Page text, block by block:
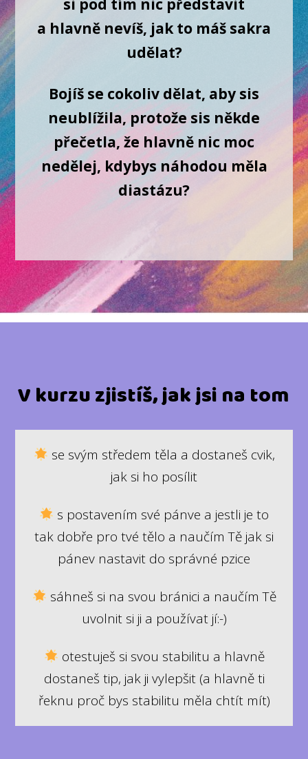
si pod tím nic představit
a hlavně nevíš, jak to máš sakra
udělat?
Bojíš se cokoliv dělat, aby sis
neublížila, protože sis někde
přečetla, že hlavně nic moc
nedělej, kdybys náhodou měla
diastázu?
V kurzu zjistíš, jak jsi na tom
se svým středem těla a dostaneš cvik,
jak si ho posílit
s postavením své pánve a jestli je to
tak dobře pro tvé tělo a naučím Tě jak si
pánev nastavit do správné pzice
sáhneš si na svou bránici a naučím Tě
uvolnit si ji a používat jí:-)
otestuješ si svou stabilitu a hlavně
dostaneš tip, jak ji vylepšit (a hlavně ti
řeknu proč bys stabilitu měla chtít mít)